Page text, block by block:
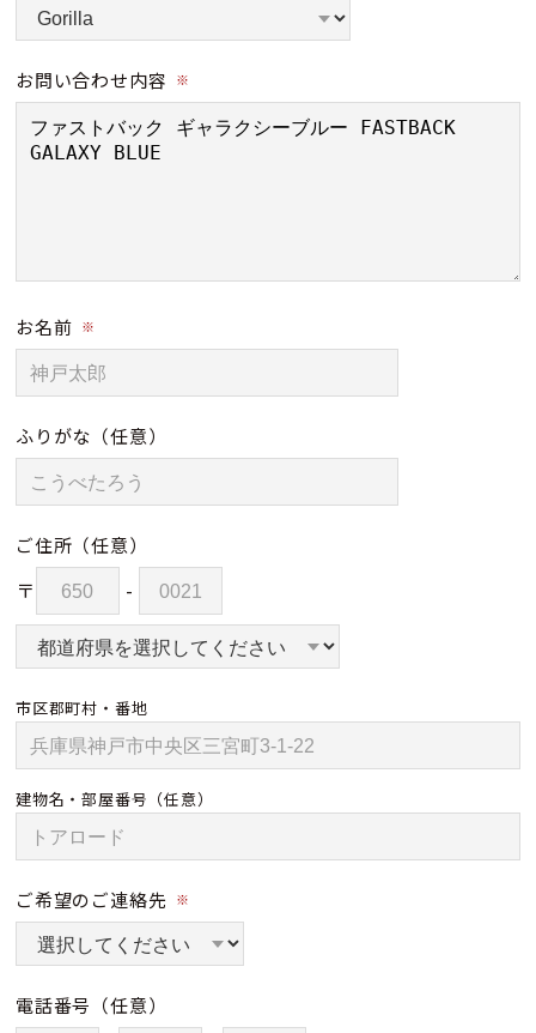
お問い合わせ内容 ※
お名前 ※
ふりがな （任意）
ご住所 （任意）
〒 -
市区郡町村・番地
建物名・部屋番号 （任意）
ご希望のご連絡先 ※
電話番号 （任意）